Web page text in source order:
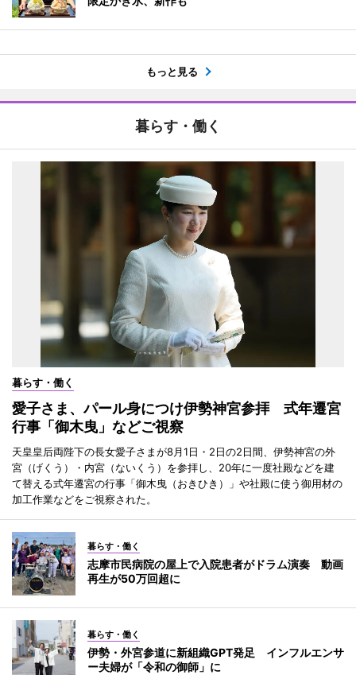
もっと見る
暮らす・働く
暮らす・働く
愛子さま、パール身につけ伊勢神宮参拝 式年遷宮
行事「御木曳」などご視察
天皇皇后両陛下の長女愛子さまが8月1日・2日の2日間、伊勢神宮の外
宮（げくう）・内宮（ないくう）を参拝し、20年に一度社殿などを建
て替える式年遷宮の行事「御木曳（おきひき）」や社殿に使う御用材の
加工作業などをご視察された。
暮らす・働く
志摩市民病院の屋上で入院患者がドラム演奏 動画
再生が50万回超に
暮らす・働く
伊勢・外宮参道に新組織GPT発足 インフルエンサ
ー夫婦が「令和の御師」に